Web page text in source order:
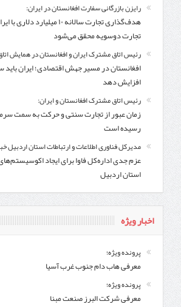
رایزن بازرگانی سفارت افغانستان در ایران:
هدف‌گذاری تجارت سالانه ۱۰
تجارت دوسویه محقق می‌شود
رئیس اتاق مشترک ایران و افغانستان در همایش
افغانستان در مسیر جهش اقتصادی؛ ایران باید
افزایش دهد
رئیس اتاق مشترک افغانستان و ایران:
زمان عبور از تجارت سنتی و حرکت به سمت
رسیده است
مدیرکل فناوری اطلاعات و ارتباطات استان اردبیل
عزم جدی اداره‌کل فاوا برای ایجاد
استان اردبیل
اخبار ویژه
پرونده ویژه؛
معرفی هاب دام جنوب غرب آسیا
پرونده ویژه؛
معرفی شركت البرز صنعت مبنا